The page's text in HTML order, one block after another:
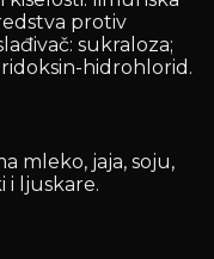
protiv
sukraloza;
hidrohlorid.
mleko, jaja, soju,
i ljuskare.